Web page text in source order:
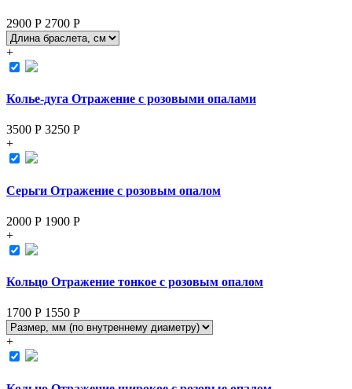
2900 Р 2700 Р
+
Колье-дуга Отражение с розовыми опалами
3500 Р 3250 Р
+
Серьги Отражение с розовым опалом
2000 Р 1900 Р
+
Кольцо Отражение тонкое с розовым опалом
1700 Р 1550 Р
+